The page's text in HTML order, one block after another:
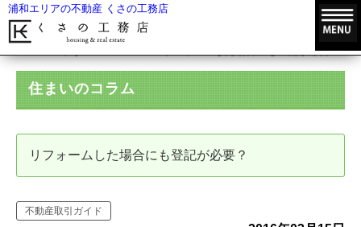
浦和エリアの不動産 くさの工務店
リフォームした場合にも登記が必要？
住まいのコラム
リフォームした場合にも登記が必要？
不動産取引ガイド